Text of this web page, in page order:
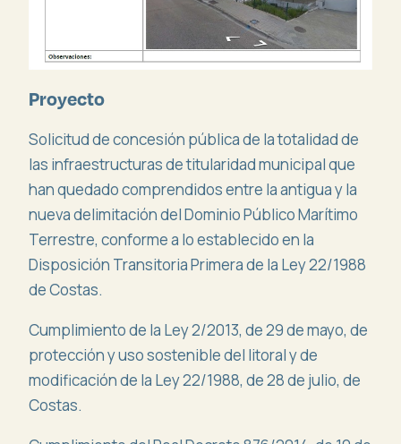
Proyecto
Solicitud de concesión pública de la totalidad de
las infraestructuras de titularidad municipal que
han quedado comprendidos entre la antigua y la
nueva delimitación del Dominio Público Marítimo
Terrestre, conforme a lo establecido en la
Disposición Transitoria Primera de la Ley 22/1988
de Costas.
Cumplimiento de la Ley 2/2013, de 29 de mayo, de
protección y uso sostenible del litoral y de
modificación de la Ley 22/1988, de 28 de julio, de
Costas.